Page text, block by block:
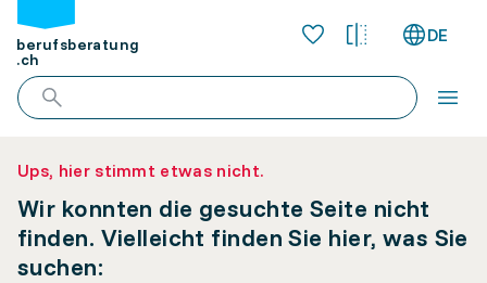
berufsberatung
.ch
DE
Ups, hier stimmt etwas nicht.
Wir konnten die gesuchte Seite nicht
finden. Vielleicht finden Sie hier, was Sie
suchen: